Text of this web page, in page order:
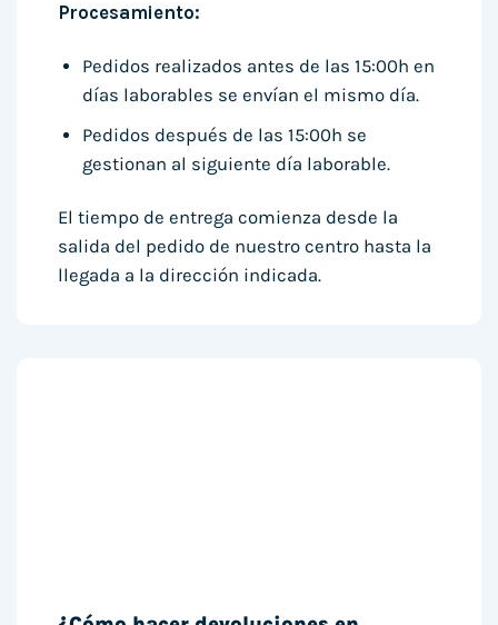
Procesamiento:
Pedidos realizados antes de las 15:00h en
días laborables se envían el mismo día.
Pedidos después de las 15:00h se
gestionan al siguiente día laborable.
El tiempo de entrega comienza desde la
salida del pedido de nuestro centro hasta la
llegada a la dirección indicada.